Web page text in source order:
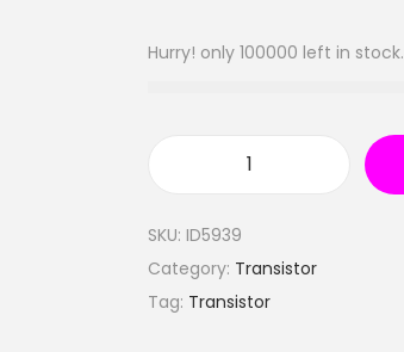
Hurry! only 100000 left in stock.
SKU: ID5939
Category: Transistor
Tag: Transistor